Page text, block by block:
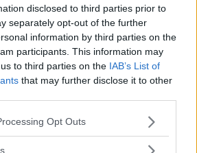
disclosed to third parties prior to
separately opt-out of the further
information by third parties on the
participants. This information may
to third parties on the IAB’s List of
that may further disclose it to other
app uses one or more Google
or usage behaviour. You may click to
Opt Outs